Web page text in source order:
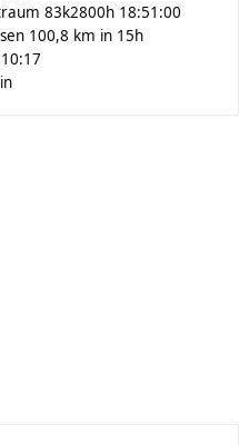
83k2800h 18:51:00
100,8 km in 15h